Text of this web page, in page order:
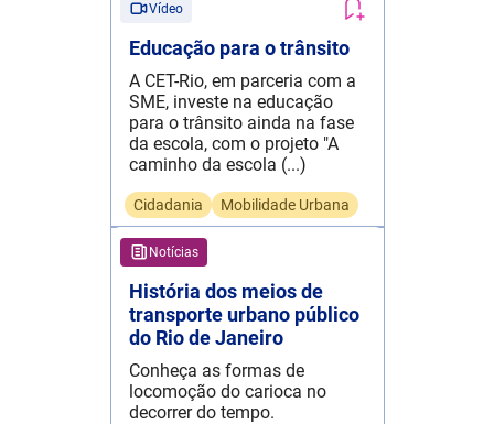
Vídeo
Educação para o trânsito
A CET-Rio, em parceria com a
SME, investe na educação
para o trânsito ainda na fase
da escola, com o projeto "A
caminho da escola (...)
Cidadania Mobilidade Urbana
Notícias
História dos meios de
transporte urbano público
do Rio de Janeiro
Conheça as formas de
locomoção do carioca no
decorrer do tempo.